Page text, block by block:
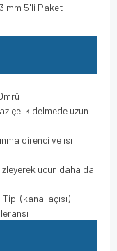
mm 5'li Paket
çelik delmede uzun
direnci ve ısı
ucun daha da
(kanal açısı)